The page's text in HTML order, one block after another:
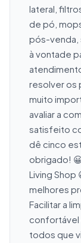
lateral,
de pó,
pós-venda,
à vontade
resolver os
muito
avaliar a
satisfeito
dê cinco
obrigado!
Living
melhores
Facilitar a
confortável
todos que